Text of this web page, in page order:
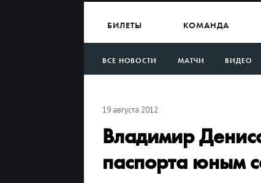
БИЛЕТЫ КОМАНДА
ВСЕ НОВОСТИ МАТЧИ ВИДЕО
19 августа 2012
Владимир
паспорта юным